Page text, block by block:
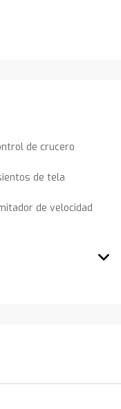
de crucero
de tela
de velocidad